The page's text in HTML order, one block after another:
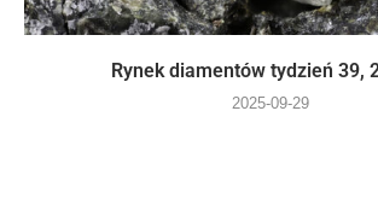
Rynek diamentów tydzień 39,
2025-09-29